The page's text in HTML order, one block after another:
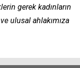
gerek kadınların
ulusal ahlakımıza